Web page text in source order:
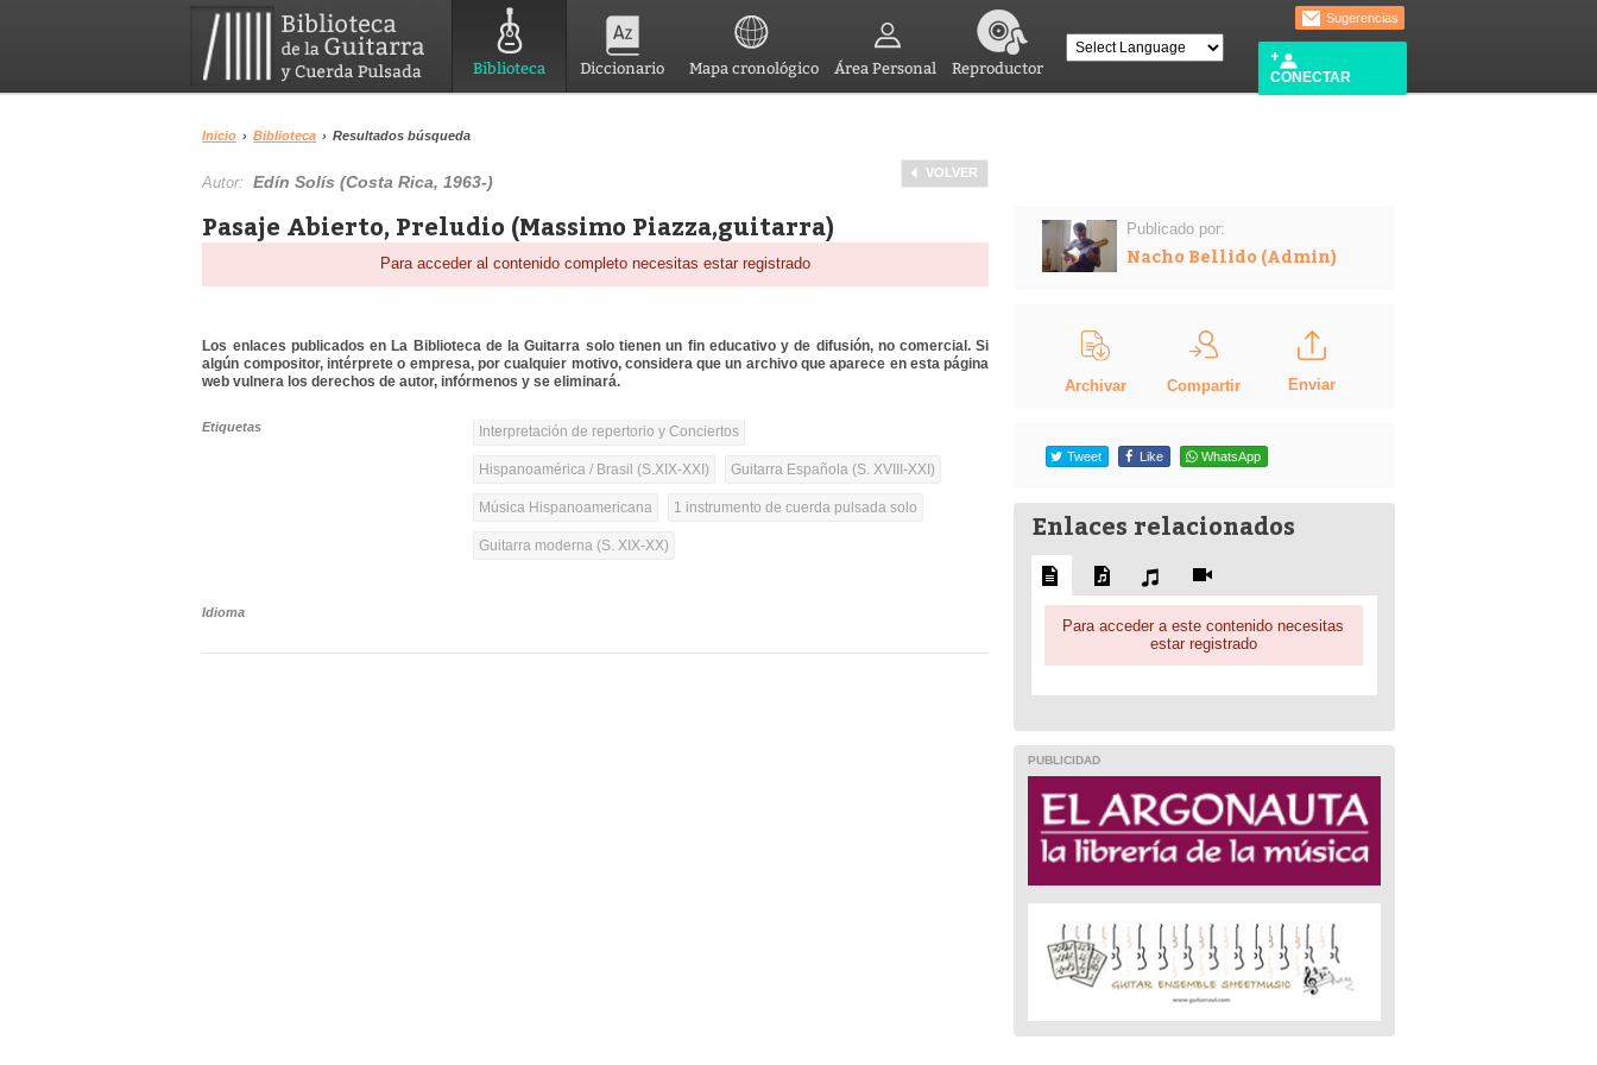
Biblioteca Diccionario Mapa cronológico Área Personal Reproductor
Sugerencias
CONECTAR
Inicio › Biblioteca › Resultados búsqueda
VOLVER
Autor:Edín Solís (Costa Rica, 1963-)
Pasaje Abierto, Preludio (Massimo Piazza,guitarra)
Para acceder al contenido completo necesitas estar registrado
Los enlaces publicados en La Biblioteca de la Guitarra solo tienen un fin educativo y de difusión, no comercial. Si
algún compositor, intérprete o empresa, por cualquier motivo, considera que un archivo que aparece en esta página
web vulnera los derechos de autor, infórmenos y se eliminará.
Etiquetas Interpretación de repertorio y Conciertos
Hispanoamérica / Brasil (S.XIX-XXI) Guitarra Española (S. XVIII-XXI)
Música Hispanoamericana 1 instrumento de cuerda pulsada solo
Guitarra moderna (S. XIX-XX)
Idioma
Publicado por:
Nacho Bellido (Admin)
Archivar Compartir Enviar
Tweet Like WhatsApp
Enlaces relacionados
Para acceder a este contenido necesitas
estar registrado
PUBLICIDAD